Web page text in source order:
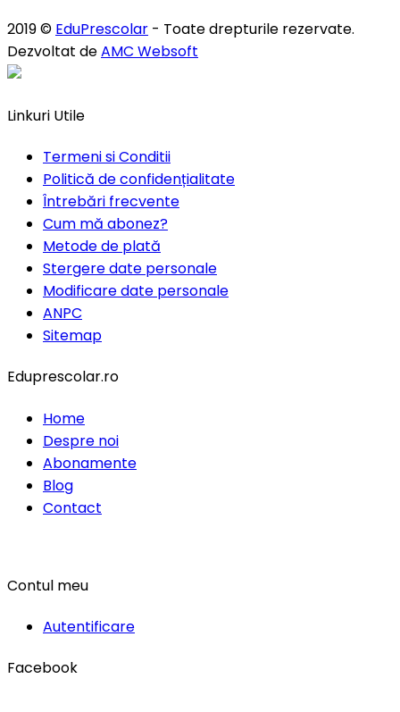
2019 © EduPrescolar - Toate drepturile rezervate.
Dezvoltat deAMC Websoft
Linkuri Utile
Termeni si Conditii
Politică de confidențialitate
Întrebări frecvente
Cum mă abonez?
Metode de plată
Stergere date personale
Modificare date personale
ANPC
Sitemap
Eduprescolar.ro
Home
Despre noi
Abonamente
Blog
Contact
Contul meu
Autentificare
Facebook